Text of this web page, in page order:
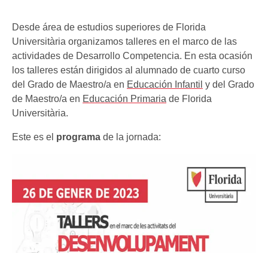
Desde área de estudios superiores de Florida
Universitària organizamos talleres en el marco de las
actividades de Desarrollo Competencia. En esta ocasión
los talleres están dirigidos al alumnado de cuarto curso
del Grado de Maestro/a en Educación Infantil y del Grado
de Maestro/a en Educación Primaria de Florida
Universitària.
Este es el programa de la jornada: